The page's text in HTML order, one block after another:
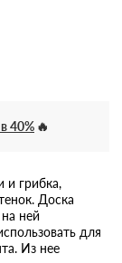
40%
и грибка,
Доска
ней
для
Из нее